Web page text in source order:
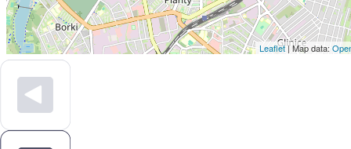
Leaflet| Map data: